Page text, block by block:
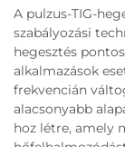
A pulzus-TIG-
szabályozási
hegesztés
alkalmazások
frekvencián
alacsonyabb
hoz létre, amely